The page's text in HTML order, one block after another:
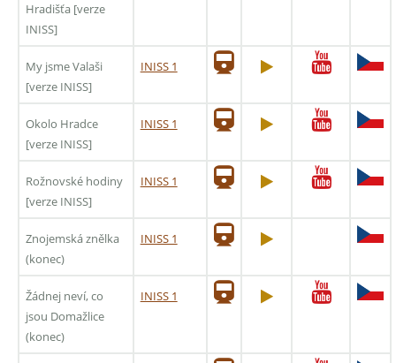
Hradišťa [verze
INISS]
My jsme Valaši
[verze INISS]
INISS 1
Okolo Hradce
[verze INISS]
INISS 1
Rožnovské hodiny
[verze INISS]
INISS 1
Znojemská znělka
(konec)
INISS 1
Žádnej neví, co
jsou Domažlice
(konec)
INISS 1